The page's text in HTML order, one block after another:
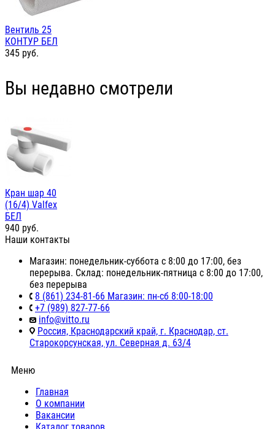
Вентиль 25
КОНТУР БЕЛ
345 руб.
Вы недавно смотрели
Кран шар 40
(16/4) Valfex
БЕЛ
940 руб.
Наши контакты
Магазин: понедельник-суббота с 8:00 до 17:00, без
перерыва. Склад: понедельник-пятница с 8:00 до 17:00,
без перерыва
8 (861) 234-81-66 Магазин: пн-сб 8:00-18:00
+7 (989) 827-77-66
info@vitto.ru
Россия, Краснодарский край, г. Краснодар, ст.
Старокорсунская, ул. Северная д. 63/4
Меню
Главная
О компании
Вакансии